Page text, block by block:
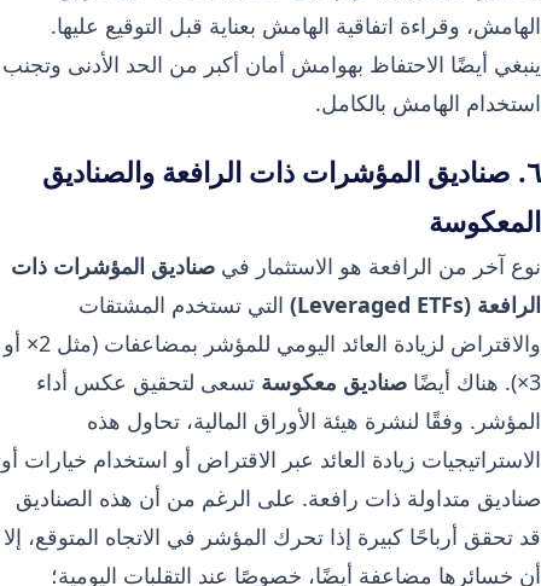
الهامش، وقراءة اتفاقية الهامش بعناية قبل التوقيع عليها.
ينبغي أيضًا الاحتفاظ بهوامش أمان أكبر من الحد الأدنى وتجنب
استخدام الهامش بالكامل.
٦. صناديق المؤشرات ذات الرافعة والصناديق
المعكوسة
نوع آخر من الرافعة هو الاستثمار في صناديق المؤشرات ذات
الرافعة (Leveraged ETFs)
التي تستخدم المشتقات
والاقتراض لزيادة العائد اليومي للمؤشر بمضاعفات (مثل 2× أو
3×). هناك أيضًا
صناديق معكوسة تسعى لتحقيق عكس أداء
المؤشر. وفقًا لنشرة هيئة الأوراق المالية، تحاول هذه
الاستراتيجيات زيادة العائد عبر الاقتراض أو استخدام خيارات أو
صناديق متداولة ذات رافعة. على الرغم من أن هذه الصناديق
قد تحقق أرباحًا كبيرة إذا تحرك المؤشر في الاتجاه المتوقع، إلا
أن خسائرها مضاعفة أيضًا، خصوصًا عند التقلبات اليومية؛